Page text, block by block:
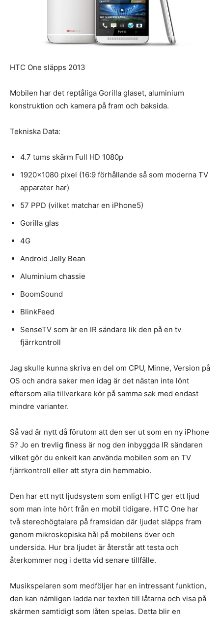
HTC One släpps 2013
Mobilen har det reptåliga Gorilla glaset, aluminium
konstruktion och kamera på fram och baksida.
Tekniska Data:
4.7 tums skärm Full HD 1080p
1920×1080 pixel (16:9 förhållande så som moderna TV
apparater har)
57 PPD (vilket matchar en iPhone5)
Gorilla glas
4G
Android Jelly Bean
Aluminium chassie
BoomSound
BlinkFeed
SenseTV som är en IR sändare lik den på en tv
fjärrkontroll
Jag skulle kunna skriva en del om CPU, Minne, Version på
OS och andra saker men idag är det nästan inte lönt
eftersom alla tillverkare kör på samma sak med endast
mindre varianter.
Så vad är nytt då förutom att den ser ut som en ny iPhone
5? Jo en trevlig finess är nog den inbyggda IR sändaren
vilket gör du enkelt kan använda mobilen som en TV
fjärrkontroll eller att styra din hemmabio.
Den har ett nytt ljudsystem som enligt HTC ger ett ljud
som man inte hört från en mobil tidigare. HTC One har
två stereohögtalare på framsidan där ljudet släpps fram
genom mikroskopiska hål på mobilens över och
undersida. Hur bra ljudet är återstår att testa och
återkommer nog i detta vid senare tillfälle.
Musikspelaren som medföljer har en intressant funktion,
den kan nämligen ladda ner texten till låtarna och visa på
skärmen samtidigt som låten spelas. Detta blir en